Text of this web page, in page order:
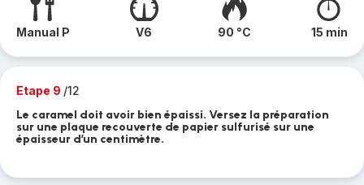
Manual P V6 90 °C 15 min
Etape 9 /12
Le caramel doit avoir bien épaissi. Versez la préparation
sur une plaque recouverte de papier sulfurisé sur une
épaisseur d’un centimètre.